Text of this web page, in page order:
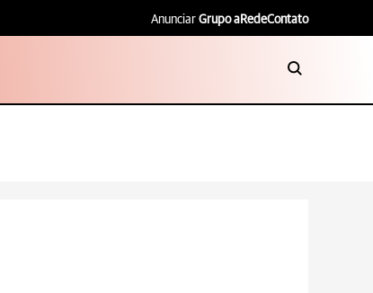
Anunciar Grupo aRedeContato